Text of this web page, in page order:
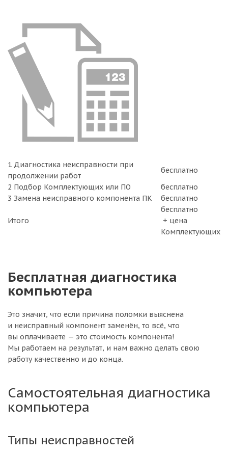
1 Диагностика неисправности при
продолжении работ
бесплатно
2 Подбор Комплектующих или ПО
бесплатно
3 Замена неисправного компонента ПК
бесплатно
Итого
бесплатно
+ цена
Комплектующих
Бесплатная диагностика
компьютера
Это значит, что если причина поломки выяснена
и неисправный компонент заменён, то всё, что
вы оплачиваете — это стоимость компонента!
Мы работаем на результат, и нам важно делать свою
работу качественно и до конца.
Самостоятельная диагностика
компьютера
Типы неисправностей